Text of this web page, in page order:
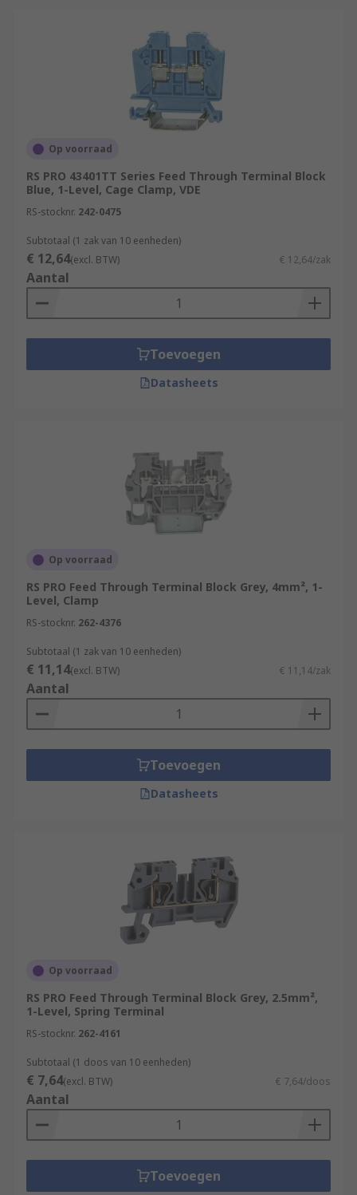
Op voorraad
RS PRO 43401TT Series Feed Through Terminal Block
Blue, 1-Level, Cage Clamp, VDE
RS-stocknr. 242-0475
Subtotaal (1 zak van 10 eenheden)
€ 12,64(excl. BTW) € 12,64/zak
Aantal
Toevoegen
Datasheets
Op voorraad
RS PRO Feed Through Terminal Block Grey, 4mm², 1-
Level, Clamp
RS-stocknr. 262-4376
Subtotaal (1 zak van 10 eenheden)
€ 11,14(excl. BTW) € 11,14/zak
Aantal
Toevoegen
Datasheets
Op voorraad
RS PRO Feed Through Terminal Block Grey, 2.5mm²,
1-Level, Spring Terminal
RS-stocknr. 262-4161
Subtotaal (1 doos van 10 eenheden)
€ 7,64(excl. BTW) € 7,64/doos
Aantal
Toevoegen